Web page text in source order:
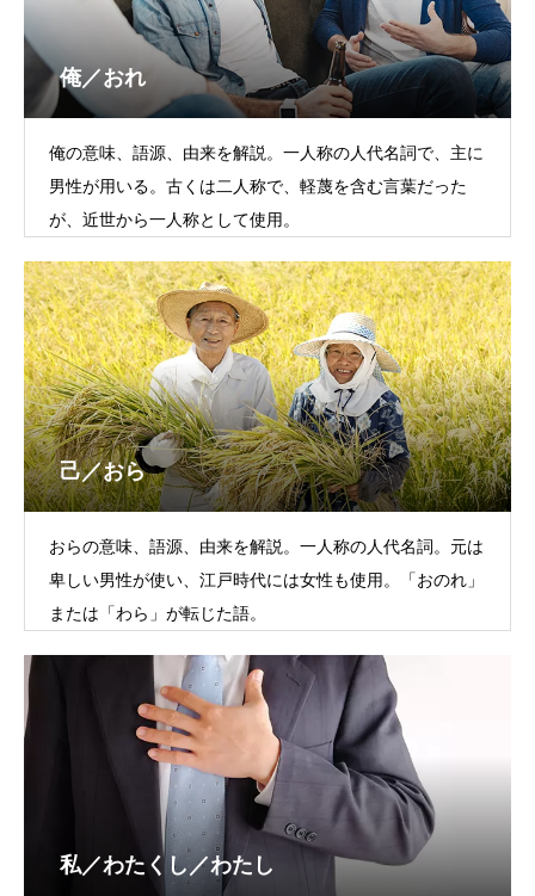
俺／おれ
俺の意味、語源、由来を解説。一人称の人代名詞で、主に
男性が用いる。古くは二人称で、軽蔑を含む言葉だった
が、近世から一人称として使用。
己／おら
おらの意味、語源、由来を解説。一人称の人代名詞。元は
卑しい男性が使い、江戸時代には女性も使用。「おのれ」
または「わら」が転じた語。
私／わたくし／わたし